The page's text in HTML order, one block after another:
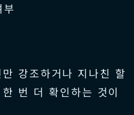
강조하거나 지나친 할
번 더 확인하는 것이